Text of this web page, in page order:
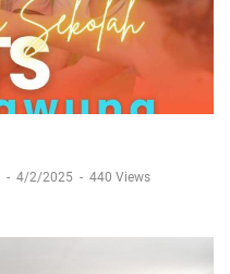
- 4/2/2025 - 440 Views